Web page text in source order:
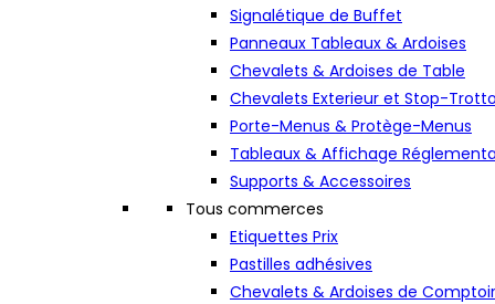
Signalétique de Buffet
Panneaux Tableaux & Ardoises
Chevalets & Ardoises de Table
Chevalets Exterieur et Stop-
Porte-Menus & Protège-Menus
Tableaux & Affichage
Supports & Accessoires
Tous commerces
Etiquettes Prix
Pastilles adhésives
Chevalets & Ardoises de Comptoir